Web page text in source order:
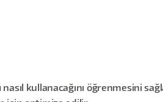
nasıl kullanacağını öğrenmesini